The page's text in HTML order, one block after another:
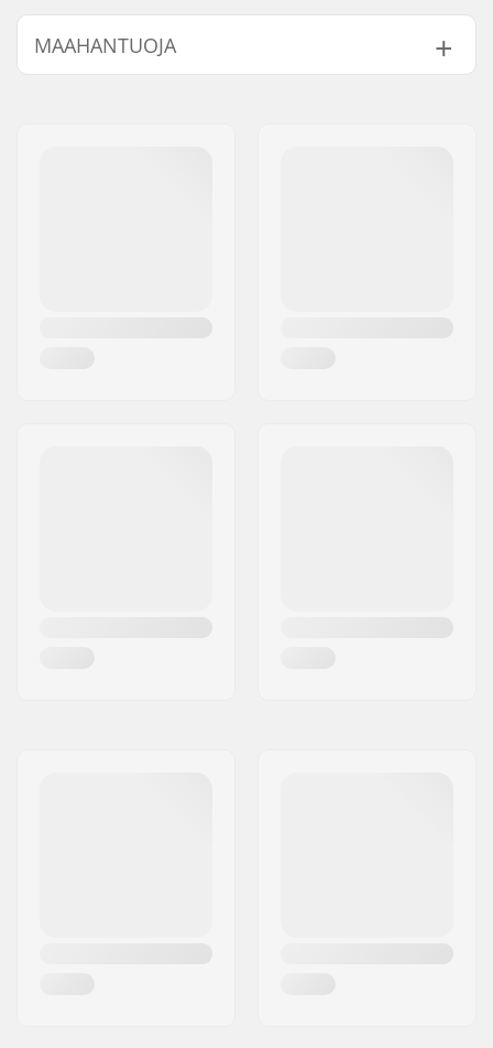
MAAHANTUOJA